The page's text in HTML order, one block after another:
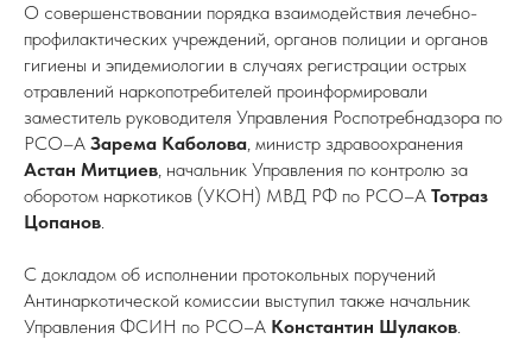
О совершенствовании порядка взаимодействия лечебно-
профилактических учреждений, органов полиции и органов
гигиены и эпидемиологии в случаях регистрации острых
отравлений наркопотребителей проинформировали
заместитель руководителя Управления Роспотребнадзора по
РСО–А Зарема Каболова, министр здравоохранения
Астан Митциев, начальник Управления по контролю за
оборотом наркотиков (УКОН) МВД РФ по РСО–А Тотраз
Цопанов.
С докладом об исполнении протокольных поручений
Антинаркотической комиссии выступил также начальник
Управления ФСИН по РСО–А Константин Шулаков.